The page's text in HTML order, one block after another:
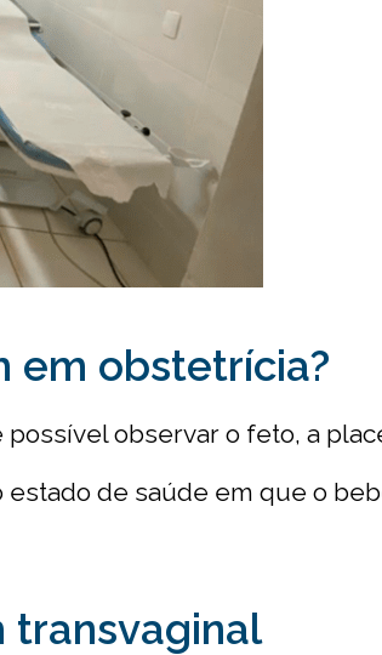
em obstetrícia?
observar o feto, a
de saúde em que o
transvaginal